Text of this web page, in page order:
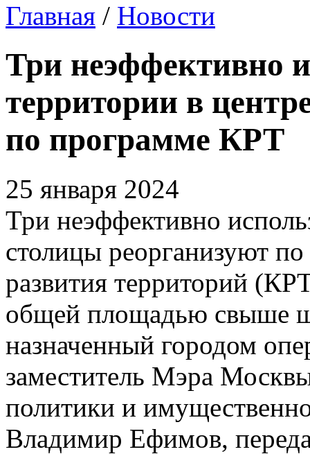
Главная / Новости
Три неэффективно
территории в
по программе КРТ
25 января 2024
Три неэффективно
столицы реорганизуют
развития территорий
общей площадью свыше
назначенный городом
заместитель Мэра
политики и
Владимир Ефимов,